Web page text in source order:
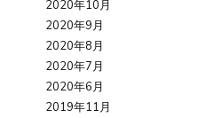
2020年10月
2020年9月
2020年8月
2020年7月
2020年6月
2019年11月